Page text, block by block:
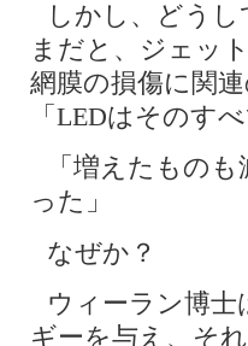
しかし、どう
まだと、ジェッ
網膜の損傷に関
「LEDはそのす
「増えたもの
った」
なぜか？
ウィーラン博
ギーを与え、そ